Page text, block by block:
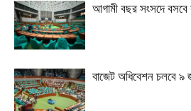
আগামী বছর সংসদে বসবে
বাজেট অধিবেশন চলবে ৯